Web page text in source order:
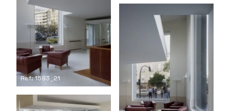
Ref: 1593_21